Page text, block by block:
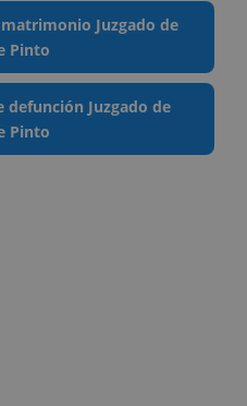
Juzgado de
Pinto
Juzgado de
Pinto